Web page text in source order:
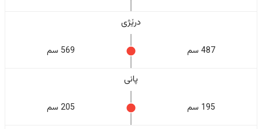
درێژی
487 سم 569 سم
پانی
195 سم 205 سم